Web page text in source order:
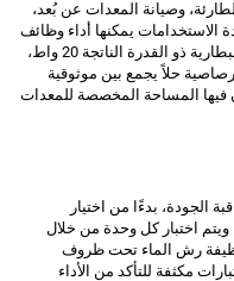
وصيانة المعدات عن بُعد،
الاستخدامات يمكنها أداء وظائف
متعددة دون التأثير على الأداء. ويقدم شاحن البطارية ذو القدرة الناتجة 20 واط،
الرصاصية حلاً يجمع بين موثوقية
فيها المساحة المخصصة للمعدات
الجودة، بدءًا من اختيار
ويتم اختبار كل وحدة من خلال
رش الماء تحت ظروف
مكثفة للتأكد من الأداء